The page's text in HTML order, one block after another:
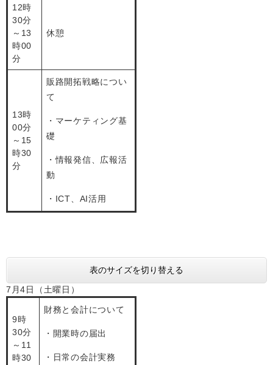
12時
30分
～13
時00
分
休憩
13時
00分
～15
時30
分
販路開拓戦略につい
て
・マーケティング基
礎
・情報発信、広報活
動
・ICT、AI活用
表のサイズを切り替える
7月4日（土曜日）
9時
30分
～11
時30
財務と会計について
・開業時の届出
・日常の会計実務